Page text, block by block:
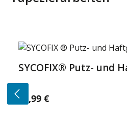
Produktgalerie überspringen
SYCOFIX® Putz- und
Regulärer Preis:
14,99 €